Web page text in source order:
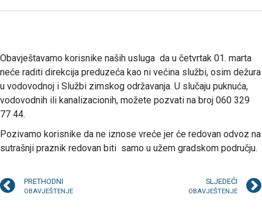
Obavještavamo korisnike naših usluga da u četvrtak 01. marta
neće raditi direkcija preduzeća kao ni većina službi, osim dežura
u vodovodnoj i Službi zimskog održavanja. U slučaju puknuća,
vodovodnih ili kanalizacionih, možete pozvati na broj 060 329
77 44.
Pozivamo korisnike da ne iznose vreće jer će redovan odvoz na
sutrašnji praznik redovan biti samo u užem gradskom području.
PRETHODNI
OBAVJEŠTENJE
SLJEDEĆI
OBAVJEŠTENJE